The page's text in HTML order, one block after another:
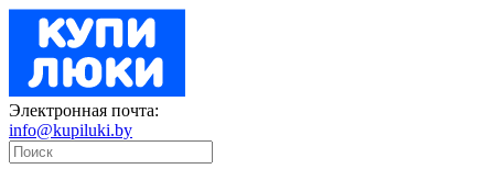
Электронная почта:
info@kupiluki.by